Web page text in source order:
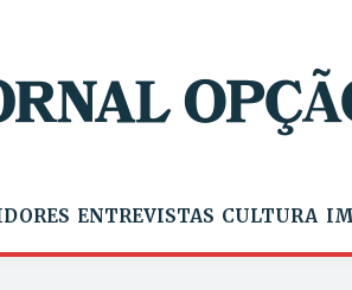
ENTREVISTAS CULTURA